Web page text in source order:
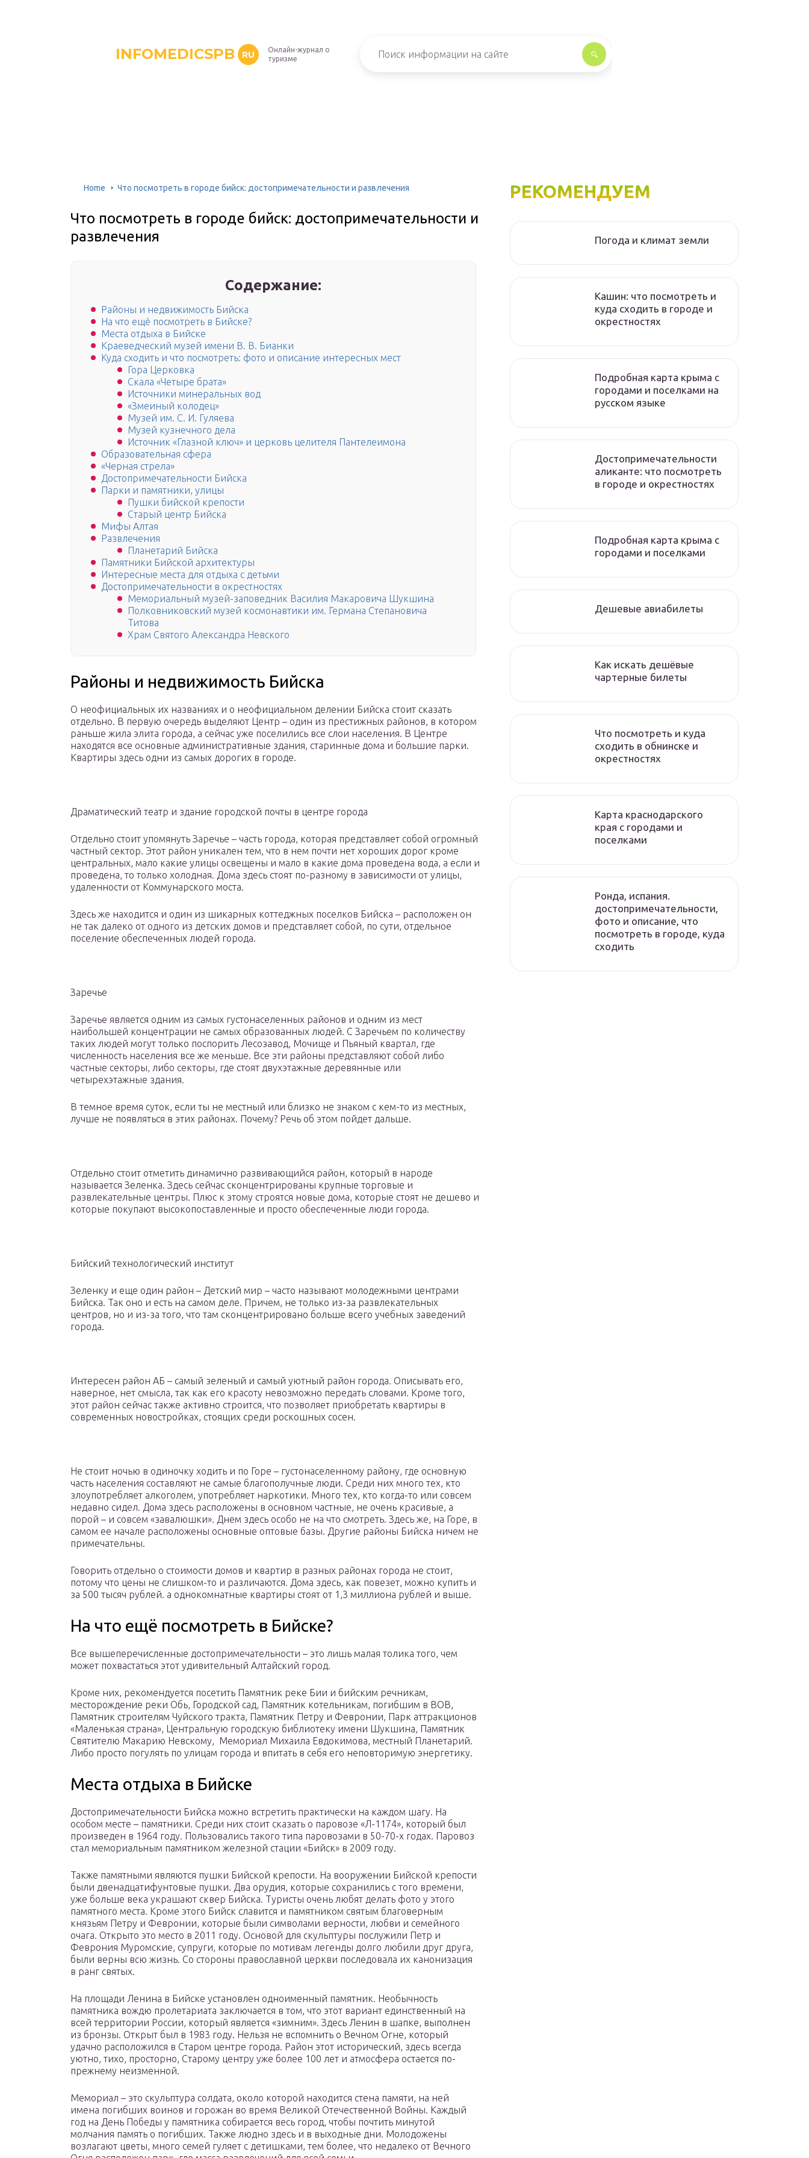
INFOMEDICSPB RU
Онлайн-журнал о
туризме
Home Что посмотреть в городе бийск: достопримечательности и развлечения
Что посмотреть в городе бийск: достопримечательности и
развлечения
Содержание:
Районы и недвижимость Бийска
На что ещё посмотреть в Бийске?
Места отдыха в Бийске
Краеведческий музей имени В. В. Бианки
Куда сходить и что посмотреть: фото и описание интересных мест
Гора Церковка
Скала «Четыре брата»
Источники минеральных вод
«Змеиный колодец»
Музей им. С. И. Гуляева
Музей кузнечного дела
Источник «Глазной ключ» и церковь целителя Пантелеимона
Образовательная сфера
«Черная стрела»
Достопримечательности Бийска
Парки и памятники, улицы
Пушки бийской крепости
Старый центр Бийска
Мифы Алтая
Развлечения
Планетарий Бийска
Памятники Бийской архитектуры
Интересные места для отдыха с детьми
Достопримечательности в окрестностях
Мемориальный музей-заповедник Василия Макаровича Шукшина
Полковниковский музей космонавтики им. Германа Степановича
Титова
Храм Святого Александра Невского
Районы и недвижимость Бийска
О неофициальных их названиях и о неофициальном делении Бийска стоит сказать
отдельно. В первую очередь выделяют Центр – один из престижных районов, в котором
раньше жила элита города, а сейчас уже поселились все слои населения. В Центре
находятся все основные административные здания, старинные дома и большие парки.
Квартиры здесь одни из самых дорогих в городе.
Драматический театр и здание городской почты в центре города
Отдельно стоит упомянуть Заречье – часть города, которая представляет собой огромный
частный сектор. Этот район уникален тем, что в нем почти нет хороших дорог кроме
центральных, мало какие улицы освещены и мало в какие дома проведена вода, а если и
проведена, то только холодная. Дома здесь стоят по-разному в зависимости от улицы,
удаленности от Коммунарского моста.
Здесь же находится и один из шикарных коттеджных поселков Бийска – расположен он
не так далеко от одного из детских домов и представляет собой, по сути, отдельное
поселение обеспеченных людей города.
Заречье
Заречье является одним из самых густонаселенных районов и одним из мест
наибольшей концентрации не самых образованных людей. С Заречьем по количеству
таких людей могут только поспорить Лесозавод, Мочище и Пьяный квартал, где
численность населения все же меньше. Все эти районы представляют собой либо
частные секторы, либо секторы, где стоят двухэтажные деревянные или
четырехэтажные здания.
В темное время суток, если ты не местный или близко не знаком с кем-то из местных,
лучше не появляться в этих районах. Почему? Речь об этом пойдет дальше.
Отдельно стоит отметить динамично развивающийся район, который в народе
называется Зеленка. Здесь сейчас сконцентрированы крупные торговые и
развлекательные центры. Плюс к этому строятся новые дома, которые стоят не дешево и
которые покупают высокопоставленные и просто обеспеченные люди города.
Бийский технологический институт
Зеленку и еще один район – Детский мир – часто называют молодежными центрами
Бийска. Так оно и есть на самом деле. Причем, не только из-за развлекательных
центров, но и из-за того, что там сконцентрировано больше всего учебных заведений
города.
Интересен район АБ – самый зеленый и самый уютный район города. Описывать его,
наверное, нет смысла, так как его красоту невозможно передать словами. Кроме того,
этот район сейчас также активно строится, что позволяет приобретать квартиры в
современных новостройках, стоящих среди роскошных сосен.
Не стоит ночью в одиночку ходить и по Горе – густонаселенному району, где основную
часть населения составляют не самые благополучные люди. Среди них много тех, кто
злоупотребляет алкоголем, употребляет наркотики. Много тех, кто когда-то или совсем
недавно сидел. Дома здесь расположены в основном частные, не очень красивые, а
порой – и совсем «завалюшки». Днем здесь особо не на что смотреть. Здесь же, на Горе, в
самом ее начале расположены основные оптовые базы. Другие районы Бийска ничем не
примечательны.
Говорить отдельно о стоимости домов и квартир в разных районах города не стоит,
потому что цены не слишком-то и различаются. Дома здесь, как повезет, можно купить и
за 500 тысяч рублей. а однокомнатные квартиры стоят от 1,3 миллиона рублей и выше.
На что ещё посмотреть в Бийске?
Все вышеперечисленные достопримечательности – это лишь малая толика того, чем
может похвастаться этот удивительный Алтайский город.
Кроме них, рекомендуется посетить Памятник реке Бии и бийским речникам,
месторождение реки Обь, Городской сад, Памятник котельникам, погибшим в ВОВ,
Памятник строителям Чуйского тракта, Памятник Петру и Февронии, Парк аттракционов
«Маленькая страна», Центральную городскую библиотеку имени Шукшина, Памятник
Святителю Макарию Невскому, Мемориал Михаила Евдокимова, местный Планетарий.
Либо просто погулять по улицам города и впитать в себя его неповторимую энергетику.
Места отдыха в Бийске
Достопримечательности Бийска можно встретить практически на каждом шагу. На
особом месте – памятники. Среди них стоит сказать о паровозе «Л-1174», который был
произведен в 1964 году. Пользовались такого типа паровозами в 50-70-х годах. Паровоз
стал мемориальным памятником железной стации «Бийск» в 2009 году.
Также памятными являются пушки Бийской крепости. На вооружении Бийской крепости
были двенадцатифунтовые пушки. Два орудия, которые сохранились с того времени,
уже больше века украшают сквер Бийска. Туристы очень любят делать фото у этого
памятного места. Кроме этого Бийск славится и памятником святым благоверным
князьям Петру и Февронии, которые были символами верности, любви и семейного
очага. Открыто это место в 2011 году. Основой для скульптуры послужили Петр и
Феврония Муромские, супруги, которые по мотивам легенды долго любили друг друга,
были верны всю жизнь. Со стороны православной церкви последовала их канонизация
в ранг святых.
На площади Ленина в Бийске установлен одноименный памятник. Необычность
памятника вождю пролетариата заключается в том, что этот вариант единственный на
всей территории России, который является «зимним». Здесь Ленин в шапке, выполнен
из бронзы. Открыт был в 1983 году. Нельзя не вспомнить о Вечном Огне, который
удачно расположился в Старом центре города. Район этот исторический, здесь всегда
уютно, тихо, просторно, Старому центру уже более 100 лет и атмосфера остается по-
прежнему неизменной.
Мемориал – это скульптура солдата, около которой находится стена памяти, на ней
имена погибших воинов и горожан во время Великой Отечественной Войны. Каждый
год на День Победы у памятника собирается весь город, чтобы почтить минутой
молчания память о погибших. Также людно здесь и в выходные дни. Молодожены
возлагают цветы, много семей гуляет с детишками, тем более, что недалеко от Вечного
РЕКОМЕНДУЕМ
Погода и климат земли
Кашин: что посмотреть и
куда сходить в городе и
окрестностях
Подробная карта крыма с
городами и поселками на
русском языке
Достопримечательности
аликанте: что посмотреть
в городе и окрестностях
Подробная карта крыма с
городами и поселками
Дешевые авиабилеты
Как искать дешёвые
чартерные билеты
Что посмотреть и куда
сходить в обнинске и
окрестностях
Карта краснодарского
края с городами и
поселками
Ронда, испания.
достопримечательности,
фото и описание, что
посмотреть в городе, куда
сходить